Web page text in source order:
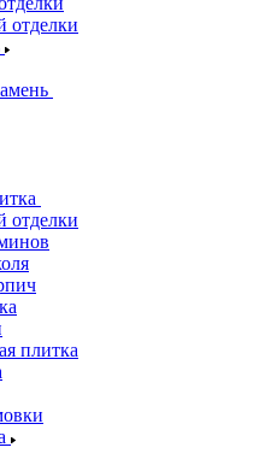
отделки
отделки
плитка